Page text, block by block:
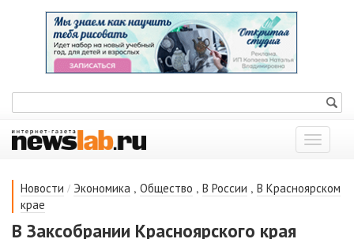
Показать
меню
Новости / Экономика , Общество , В России , В Красноярском
крае
В Заксобрании Красноярского края